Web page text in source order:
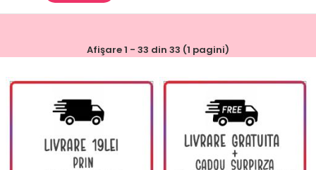
Lenjerie de Pat 1 Persoană Finet Gros – 4 PieseVă prezentăm
o lenjerie de pat pentru o persoană, rea..
Afişare 1 - 33 din 33 (1 pagini)